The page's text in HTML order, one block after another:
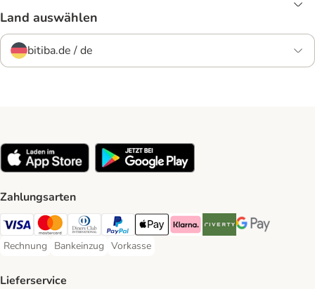
Land auswählen
bitiba.de / de
Zahlungsarten
Visa Payment Method
Mastercard Payment Method
Diners Club Payment Method
PayPal Payment Method
Apple Pay Payment Method
Klarna Payment Method
Riverty Payment Method
Google Pay
Rechnung
Rechnung Payment Method
Bankeinzug
Bankeinzug Payment Method
Vorkasse
Vorkasse Payment Method
Lieferservice